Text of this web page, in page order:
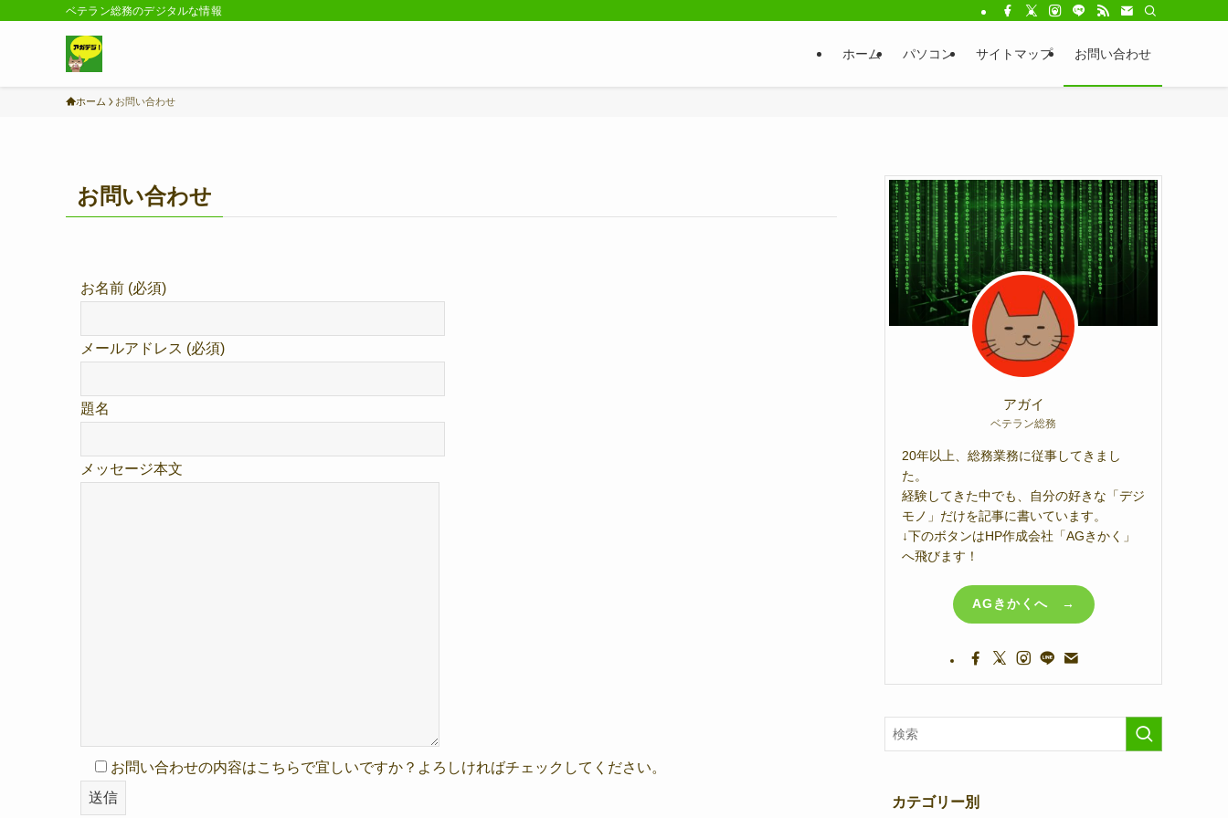
ベテラン総務のデジタルな情報
ホーム パソコン サイトマップ お問い合わせ
ホーム お問い合わせ
お問い合わせ
お名前 (必須)
メールアドレス (必須)
題名
メッセージ本文
お問い合わせの内容はこちらで宜しいですか？よろしければチェックしてください。
アガイ
ベテラン総務
20年以上、総務業務に従事してきまし
た。
経験してきた中でも、自分の好きな「デジ
モノ」だけを記事に書いています。
↓下のボタンはHP作成会社「AGきかく」
へ飛びます！
AGきかくへ →
カテゴリー別